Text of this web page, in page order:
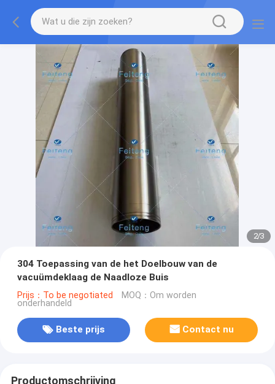
2/3
304 Toepassing van de het Doelbouw van de
vacuümdeklaag de Naadloze Buis
Prijs：To be negotiated MOQ：Om worden
onderhandeld
Beste prijs Contact nu
Productomschrijving